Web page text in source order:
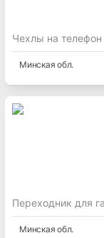
Чехлы на телефон
Минская обл.
Переходник для
Минская обл.